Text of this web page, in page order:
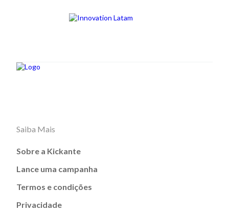
Saiba Mais
Sobre a Kickante
Lance uma campanha
Termos e condições
Privacidade